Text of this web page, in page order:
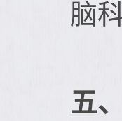
脑
五